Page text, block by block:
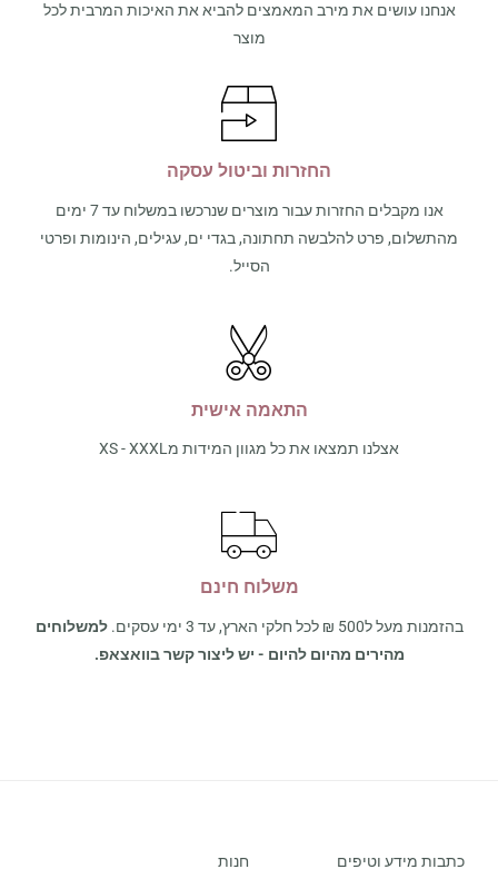
אנחנו עושים את מירב המאמצים להביא את האיכות המרבית לכל
מוצר
החזרות וביטול עסקה
אנו מקבלים החזרות עבור מוצרים שנרכשו במשלוח עד 7 ימים
מהתשלום, פרט להלבשה תחתונה, בגדי ים, עגילים, הינומות ופרטי
הסייל.
התאמה אישית
אצלנו תמצאו את כל מגוון המידות מXS - XXXL
משלוח חינם
בהזמנות מעל ל500 ₪ לכל חלקי הארץ, עד 3 ימי עסקים.
למשלוחים
מהירים מהיום להיום - יש ליצור קשר בוואצאפ.
כתבות מידע וטיפים
חנות